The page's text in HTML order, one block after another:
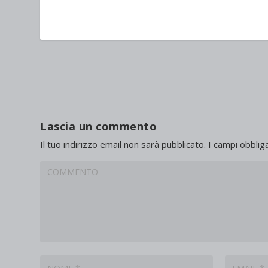
Lascia un commento
Il tuo indirizzo email non sarà pubblicato. I campi